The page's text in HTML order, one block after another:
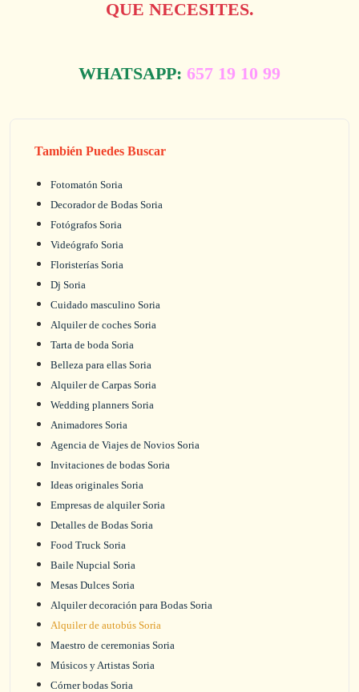
QUE NECESITES.
WHATSAPP: 657 19 10 99
También Puedes Buscar
Fotomatón Soria
Decorador de Bodas Soria
Fotógrafos Soria
Videógrafo Soria
Floristerías Soria
Dj Soria
Cuidado masculino Soria
Alquiler de coches Soria
Tarta de boda Soria
Belleza para ellas Soria
Alquiler de Carpas Soria
Wedding planners Soria
Animadores Soria
Agencia de Viajes de Novios Soria
Invitaciones de bodas Soria
Ideas originales Soria
Empresas de alquiler Soria
Detalles de Bodas Soria
Food Truck Soria
Baile Nupcial Soria
Mesas Dulces Soria
Alquiler decoración para Bodas Soria
Alquiler de autobús Soria
Maestro de ceremonias Soria
Músicos y Artistas Soria
Córner bodas Soria